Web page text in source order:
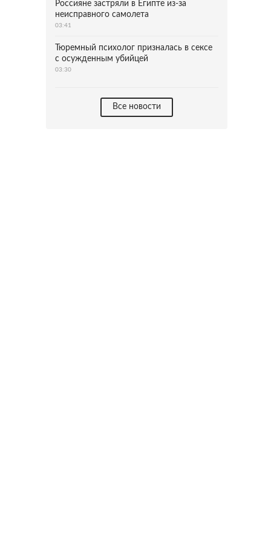
Россияне застряли в Египте из-за
неисправного самолета
03:41
Тюремный психолог призналась в сексе
с осужденным убийцей
03:30
Все новости